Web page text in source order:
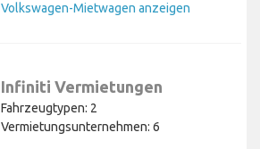
Volkswagen-Mietwagen anzeigen
Infiniti Vermietungen
Fahrzeugtypen: 2
Vermietungsunternehmen: 6